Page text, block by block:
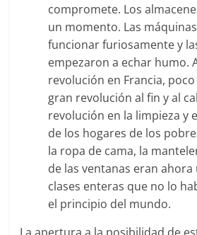
compromete. Los
un momento. Las
funcionar furiosamente y
empezaron a echar humo.
revolución en Francia,
gran revolución al fin y al
revolución en la limpieza y
de los hogares de los
la ropa de cama, la
de las ventanas eran
clases enteras que no lo
el principio del mundo.